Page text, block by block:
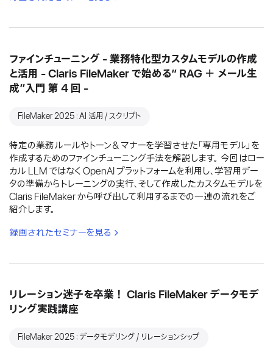
ファインチューニング - 業務特化型カスタムモデルの作成
と活用 - Claris FileMaker で始める“ RAG ＋ メール生
成”入門 第 4 回 -
FileMaker 2025：AI 活用 / スクリプト
特定の業務ルールやトーン＆マナーを学習させた「専用モデル」を
作成するためのファインチューニング手法を解説します。 今回はロー
カル LLM ではなく OpenAI プラットフォームを利用し、学習用デー
タの準備からトレーニングの実行、そして作成したカスタムモデルを
Claris FileMaker から呼び出して利用するまでの一連の流れをご
紹介します。
録画されたセミナーを見る
リレーション迷子を卒業！ Claris FileMaker データモデ
リング実践講座
FileMaker 2025：データモデリング / リレーションシップ